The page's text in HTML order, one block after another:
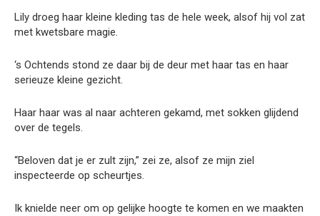
Lily droeg haar kleine kleding tas de hele week, alsof hij vol zat
met kwetsbare magie.
‘s Ochtends stond ze daar bij de deur met haar tas en haar
serieuze kleine gezicht.
Haar haar was al naar achteren gekamd, met sokken glijdend
over de tegels.
“Beloven dat je er zult zijn,” zei ze, alsof ze mijn ziel
inspecteerde op scheurtjes.
Ik knielde neer om op gelijke hoogte te komen en we maakten